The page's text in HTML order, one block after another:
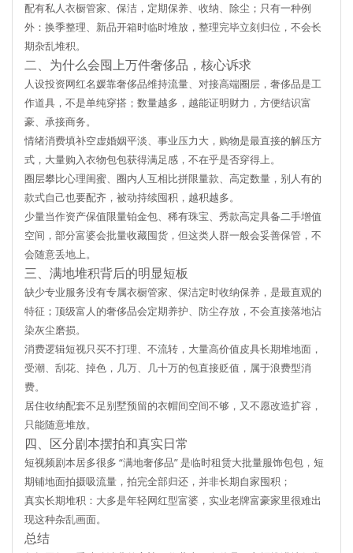
配有私人衣橱管家、保洁，定期保养、收纳、除尘；只有一种例
外：换季整理、新品开箱时临时堆放，整理完毕立刻归位，不会长
期杂乱堆积。
二、为什么会囤上万件奢侈品，核心诉求
人设投资网红名媛靠奢侈品维持流量、对接高端圈层，奢侈品是工
作道具，不是单纯穿搭；数量越多，越能证明财力，方便结识富
豪、承接商务。
情绪消费填补空虚婚姻平淡、事业压力大，购物是最直接的解压方
式，大量购入衣物包包获得满足感，不在乎是否穿得上。
圈层攀比心理闺蜜、圈内人互相比拼限量款、高定数量，别人有的
款式自己也要配齐，被动持续囤积，越积越多。
少量当作资产保值限量铂金包、稀有珠宝、秀款高定具备二手增值
空间，部分富婆会批量收藏囤货，但这类人群一般会妥善保管，不
会随意丢地上。
三、满地堆积背后的明显短板
缺少专业服务没有专属衣橱管家、保洁定时收纳保养，是最直观的
特征；顶级富人的奢侈品会定期养护、防尘存放，不会直接落地沾
染灰尘磨损。
消费逻辑短视只买不打理、不流转，大量高价值皮具长期堆地面，
受潮、刮花、掉色，几万、几十万的包直接贬值，属于浪费型消
费。
居住收纳配套不足别墅预留的衣帽间空间不够，又不愿改造扩容，
只能随意堆放。
四、区分剧本摆拍和真实日常
短视频剧本居多很多 “满地奢侈品” 是临时租赁大批量服饰包包，短
期铺地面拍摄吸流量，拍完全部归还，并非长期自家囤积；
真实长期堆积：大多是年轻网红型富婆，实业老牌富豪家里很难出
现这种杂乱画面。
总结